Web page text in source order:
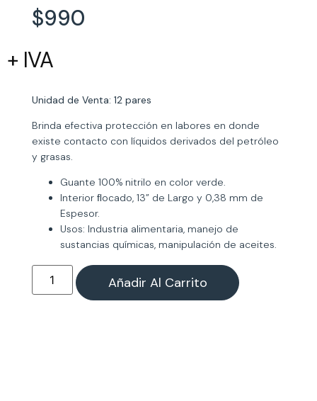
$990
+ IVA
Unidad de Venta: 12 pares
Brinda efectiva protección en labores en donde
existe contacto con líquidos derivados del petróleo
y grasas.
Guante 100% nitrilo en color verde.
Interior ﬂocado, 13” de Largo y 0,38 mm de
Espesor.
Usos: Industria alimentaria, manejo de
sustancias químicas, manipulación de aceites.
Añadir Al Carrito